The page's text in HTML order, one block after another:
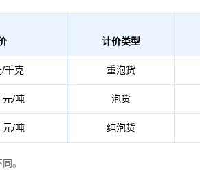
计价类型
千克 重泡货
元/吨 泡货
元/吨 纯泡货
。